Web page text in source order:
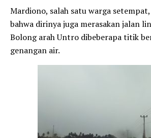
Mardiono, salah satu warga
bahwa dirinya juga merasakan jalan
Bolong arah Untro dibeberapa titik
genangan air.